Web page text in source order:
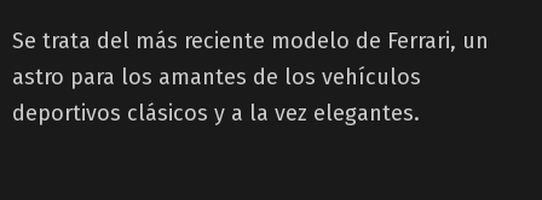
Se trata del más reciente modelo de Ferrari, un
astro para los amantes de los vehículos
deportivos clásicos y a la vez elegantes.